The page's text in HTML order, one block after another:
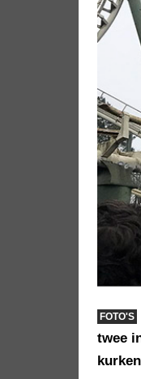
FOTO'S
twee